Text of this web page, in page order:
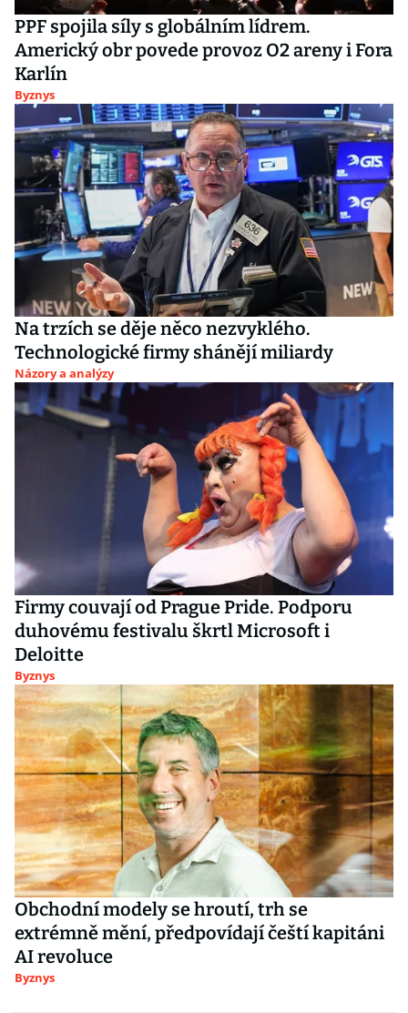
PPF spojila síly s globálním lídrem.
Americký obr povede provoz O2 areny i Fora
Karlín
Byznys
Na trzích se děje něco nezvyklého.
Technologické firmy shánějí miliardy
Názory a analýzy
Firmy couvají od Prague Pride. Podporu
duhovému festivalu škrtl Microsoft i
Deloitte
Byznys
Obchodní modely se hroutí, trh se
extrémně mění, předpovídají čeští kapitáni
AI revoluce
Byznys